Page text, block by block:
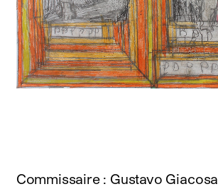
à propos
contact
instagram
facebook
français english
Commissaire : Gustavo Giacosa